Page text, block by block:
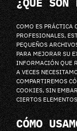
COMO ES PRÁCTICA
PROFESIONALES,
PEQUEÑOS
PARA MEJORAR SU
INFORMACIÓN QUE
A VECES
COMPARTIREMOS
COOKIES, SIN
CIERTOS
CÓMO